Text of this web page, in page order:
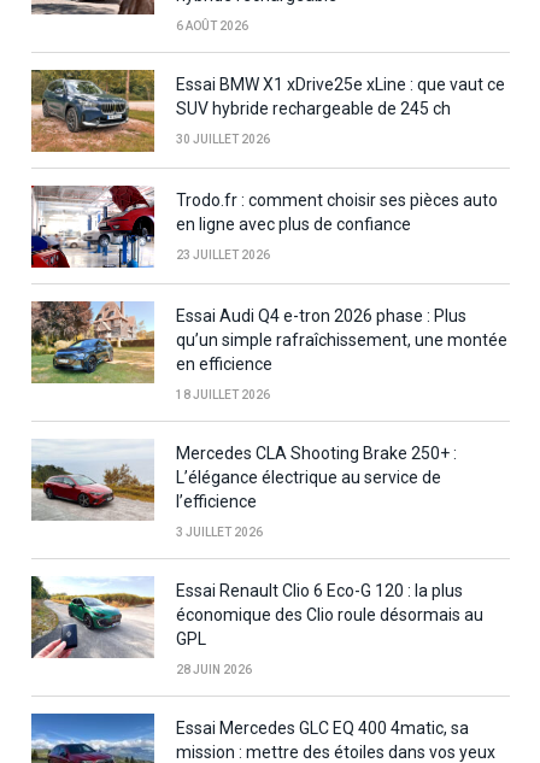
6 AOÛT 2026
Essai BMW X1 xDrive25e xLine : que vaut ce
SUV hybride rechargeable de 245 ch
30 JUILLET 2026
Trodo.fr : comment choisir ses pièces auto
en ligne avec plus de confiance
23 JUILLET 2026
Essai Audi Q4 e-tron 2026 phase : Plus
qu’un simple rafraîchissement, une montée
en efficience
18 JUILLET 2026
Mercedes CLA Shooting Brake 250+ :
L’élégance électrique au service de
l’efficience
3 JUILLET 2026
Essai Renault Clio 6 Eco-G 120 : la plus
économique des Clio roule désormais au
GPL
28 JUIN 2026
Essai Mercedes GLC EQ 400 4matic, sa
mission : mettre des étoiles dans vos yeux